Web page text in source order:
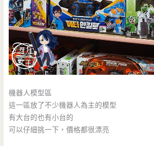
機器人模型區
這一區放了不少機器人為主的模型
有大台的也有小台的
可以仔細挑一下，價格都很漂亮